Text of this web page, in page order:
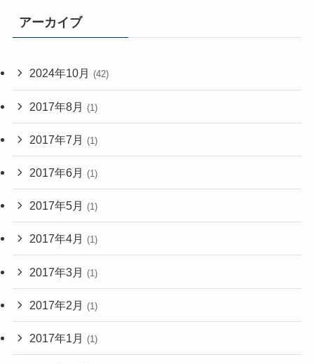
アーカイブ
2024年10月 (42)
2017年8月 (1)
2017年7月 (1)
2017年6月 (1)
2017年5月 (1)
2017年4月 (1)
2017年3月 (1)
2017年2月 (1)
2017年1月 (1)